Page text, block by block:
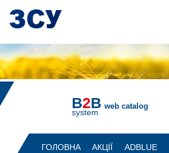
B2B
system
web catalog
ГОЛОВНА АКЦІЇ ADBLUE